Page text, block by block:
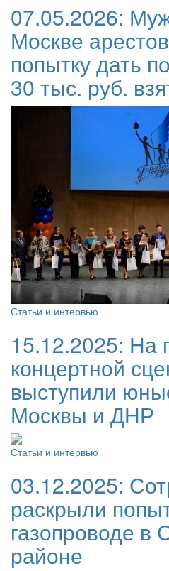
07.05.2026:
Москве
попытку дать
30 тыс. руб.
Статьи и интервью
15.12.2025: На
концертной
выступили
Москвы и ДНР
Статьи и интервью
03.12.2025:
раскрыли
газопроводе в
районе